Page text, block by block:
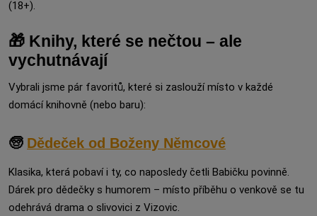
(18+).
🎁 Knihy, které se nečtou – ale
vychutnávají
Vybrali jsme pár favoritů, které si zaslouží místo v každé
domácí knihovně (nebo baru):
🧓 Dědeček od Boženy Němcové
Klasika, která pobaví i ty, co naposledy četli Babičku povinně.
Dárek pro dědečky s humorem – místo příběhu o venkově se tu
odehrává drama o slivovici z Vizovic.